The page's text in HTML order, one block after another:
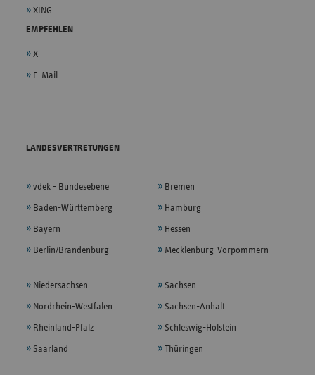
XING
EMPFEHLEN
X
E-Mail
LANDESVERTRETUNGEN
vdek - Bundesebene
Baden-Württemberg
Bayern
Berlin/Brandenburg
Bremen
Hamburg
Hessen
Mecklenburg-Vorpommern
Niedersachsen
Nordrhein-Westfalen
Rheinland-Pfalz
Saarland
Sachsen
Sachsen-Anhalt
Schleswig-Holstein
Thüringen